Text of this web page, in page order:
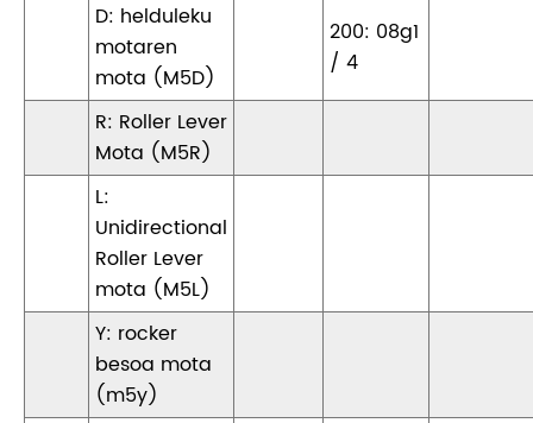
D: helduleku
motaren
mota (M5D)
200: 08g1
/ 4
R: Roller Lever
Mota (M5R)
L:
Unidirectional
Roller Lever
mota (M5L)
Y: rocker
besoa mota
(m5y)